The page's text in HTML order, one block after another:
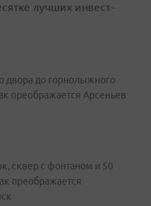
лучших инвест-
двора до горнолыжного
преображается Арсеньев
сквер с фонтаном и 50
преображается